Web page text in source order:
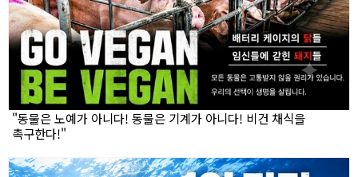
"동물은 노예가 아니다! 동물은 기계가 아니다! 비건 채식을
촉구한다!"